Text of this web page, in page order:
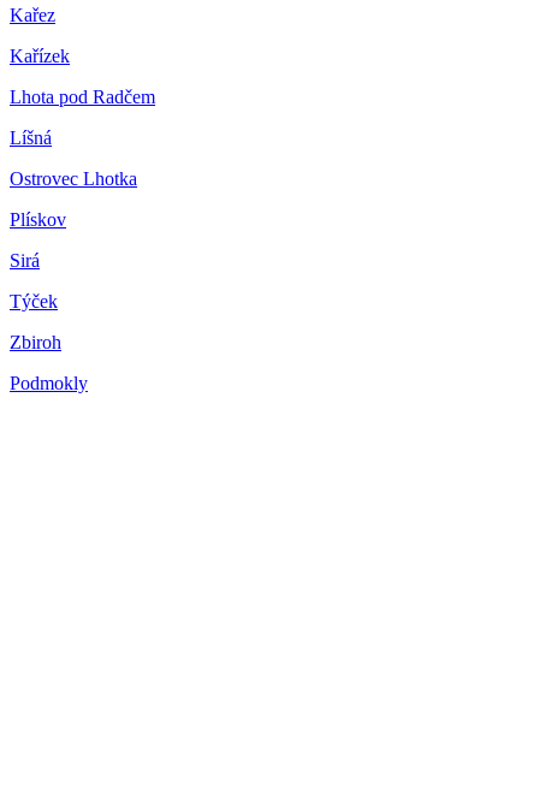
Kařez
Kařízek
Lhota pod Radčem
Líšná
Ostrovec Lhotka
Plískov
Sirá
Týček
Zbiroh
Podmokly